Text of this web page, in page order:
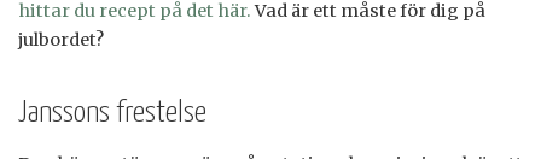
hittar du recept på det här.Vad är ett måste för dig på
julbordet?
Janssons frestelse